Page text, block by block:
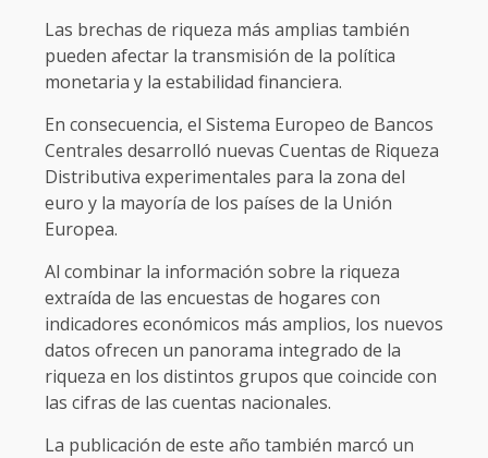
Las brechas de riqueza más amplias también
pueden afectar la transmisión de la política
monetaria y la estabilidad financiera.
En consecuencia, el Sistema Europeo de Bancos
Centrales desarrolló nuevas Cuentas de Riqueza
Distributiva experimentales para la zona del
euro y la mayoría de los países de la Unión
Europea.
Al combinar la información sobre la riqueza
extraída de las encuestas de hogares con
indicadores económicos más amplios, los nuevos
datos ofrecen un panorama integrado de la
riqueza en los distintos grupos que coincide con
las cifras de las cuentas nacionales.
La publicación de este año también marcó un